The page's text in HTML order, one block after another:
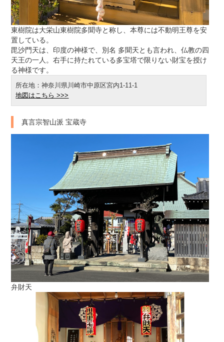
東樹院は大栄山東樹院多聞寺と称し、本尊には不動明王尊を安
置している。
毘沙門天は、印度の神様で、別名 多聞天とも言われ、仏教の四
天王の一人。右手に持たれている多宝塔で限りない財宝を授け
る神様です。
所在地：神奈川県川崎市中原区宮内1-11-1
地図はこちら >>>
真言宗智山派 宝蔵寺
弁財天